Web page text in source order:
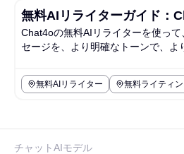
無料AIリライターガイド：
ストを書き換える、もっと
Chat4oの無料AIリライターを使って
セージを、より明確なトーンで、よ
無料AIリライター 無料ライティ
チャットAIモデル